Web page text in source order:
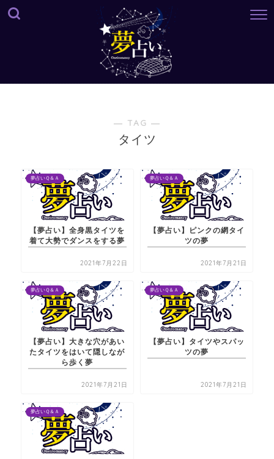
― TAG ―
タイツ
夢占いＱ＆Ａ
【夢占い】全身黒タイツを
着て大勢でダンスをする夢
2021年7月22日
夢占いＱ＆Ａ
【夢占い】ピンクの網タイ
ツの夢
2021年7月21日
夢占いＱ＆Ａ
【夢占い】大きな穴があい
たタイツをはいて隠しなが
ら歩く夢
2021年7月21日
夢占いＱ＆Ａ
【夢占い】タイツやスパッ
ツの夢
2021年7月21日
夢占いＱ＆Ａ